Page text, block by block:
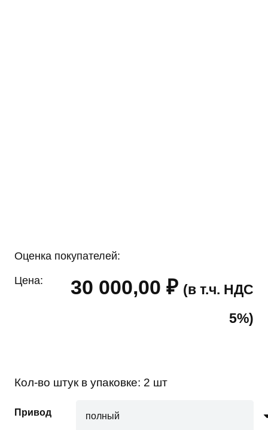
Оценка покупателей:
Цена: 30 000,00 ₽ (в т.ч. НДС
5%)
Кол-во штук в упаковке: 2 шт
Привод